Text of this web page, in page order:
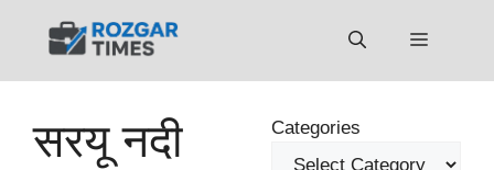
Menu
सरयू नदी Categories